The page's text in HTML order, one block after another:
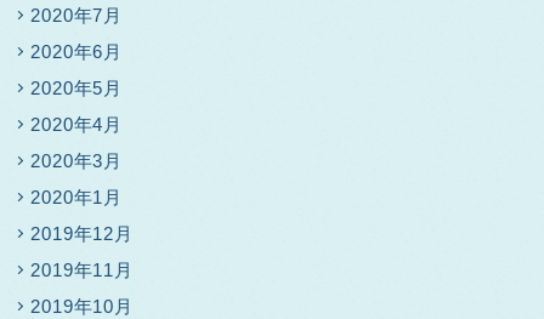
2020年7月
2020年6月
2020年5月
2020年4月
2020年3月
2020年1月
2019年12月
2019年11月
2019年10月